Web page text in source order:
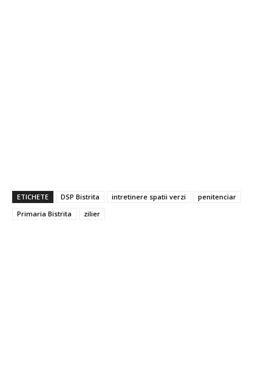
ETICHETE DSP Bistrita intretinere spatii verzi
penitenciar
Primaria Bistrita
zilier